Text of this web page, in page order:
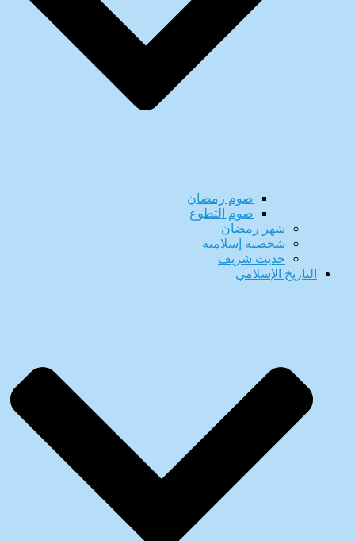
صوم رمضان
صوم التطوع
شهر رمضان
شخصية إسلامية
حديث شريف
التاريخ الإسلامي